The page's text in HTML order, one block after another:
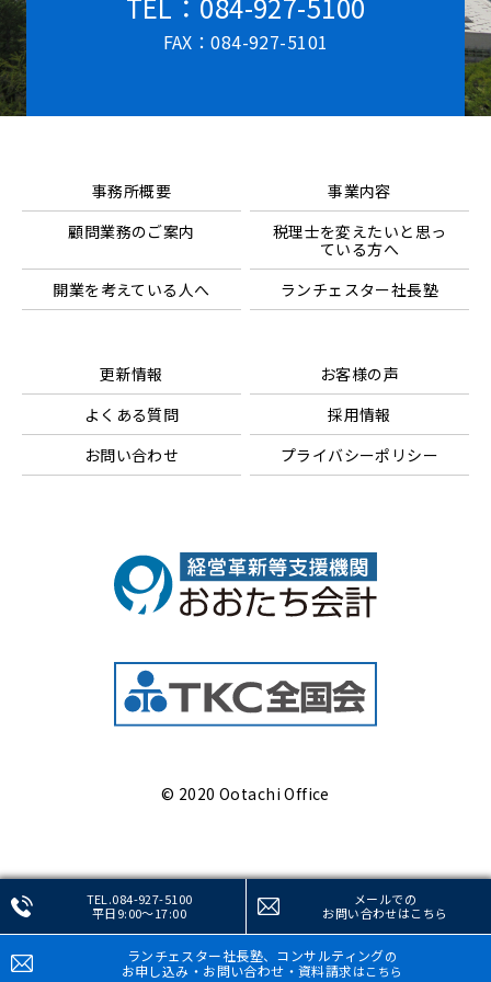
TEL.084-927-5100
平日9:00～17:00
メールでの
お問い合わせはこちら
ランチェスター社長塾、コンサルティングの
お申し込み・お問い合わせ・資料請求はこちら
FAX：084-927-5101
事務所概要
事業内容
顧問業務のご案内
税理士を変えたいと思っ
ている方へ
開業を考えている人へ
ランチェスター社長塾
更新情報
お客様の声
よくある質問
採用情報
お問い合わせ
プライバシーポリシー
© 2020 Ootachi Office